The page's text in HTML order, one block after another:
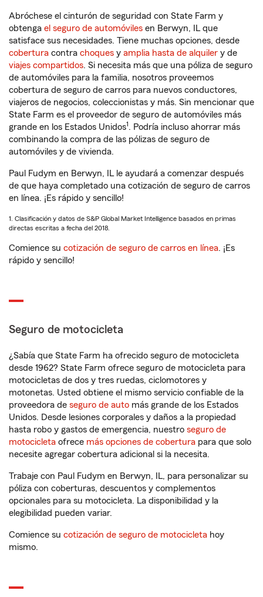
Abróchese el cinturón de seguridad con State Farm y
obtenga el seguro de automóviles en Berwyn, IL que
satisface sus necesidades. Tiene muchas opciones, desde
cobertura contra choques y amplia hasta de alquiler y de
viajes compartidos. Si necesita más que una póliza de seguro
de automóviles para la familia, nosotros proveemos
cobertura de seguro de carros para nuevos conductores,
viajeros de negocios, coleccionistas y más. Sin mencionar que
State Farm es el proveedor de seguro de automóviles más
grande en los Estados Unidos1. Podría incluso ahorrar más
combinando la compra de las pólizas de seguro de
automóviles y de vivienda.
Paul Fudym en Berwyn, IL le ayudará a comenzar después
de que haya completado una cotización de seguro de carros
en línea. ¡Es rápido y sencillo!
1. Clasificación y datos de S&P Global Market Intelligence basados en primas
directas escritas a fecha del 2018.
Comience su cotización de seguro de carros en línea. ¡Es
rápido y sencillo!
Seguro de motocicleta
¿Sabía que State Farm ha ofrecido seguro de motocicleta
desde 1962? State Farm ofrece seguro de motocicleta para
motocicletas de dos y tres ruedas, ciclomotores y
motonetas. Usted obtiene el mismo servicio confiable de la
proveedora de seguro de auto más grande de los Estados
Unidos. Desde lesiones corporales y daños a la propiedad
hasta robo y gastos de emergencia, nuestro seguro de
motocicleta ofrece más opciones de cobertura para que solo
necesite agregar cobertura adicional si la necesita.
Trabaje con Paul Fudym en Berwyn, IL, para personalizar su
póliza con coberturas, descuentos y complementos
opcionales para su motocicleta. La disponibilidad y la
elegibilidad pueden variar.
Comience su cotización de seguro de motocicleta hoy
mismo.